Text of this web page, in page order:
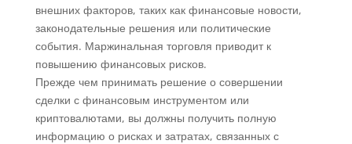
внешних факторов, таких как финансовые новости,
законодательные решения или политические
события. Маржинальная торговля приводит к
повышению финансовых рисков.
Прежде чем принимать решение о совершении
сделки с финансовым инструментом или
криптовалютами, вы должны получить полную
информацию о рисках и затратах, связанных с